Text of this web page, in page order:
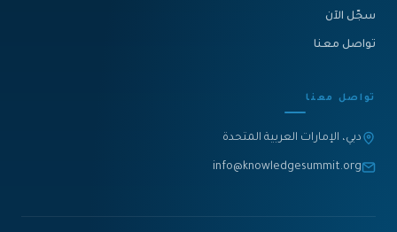
سجّل الآن
تواصل معنا
تواصل معنا
دبي، الإمارات العربية المتحدة
info@knowledgesummit.org